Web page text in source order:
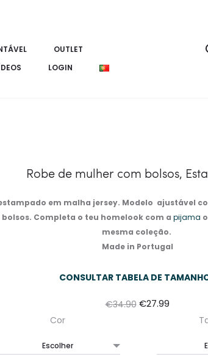
OUTLET
LOGIN
Robe de mulher com bolsos,
em malha jersey. Modelo ajustável
bolsos. Completa o teu homelook com a pijama
mesma coleção.
Made in Portugal
CONSULTAR TABELA DE
€34.90 €27.99
Cor